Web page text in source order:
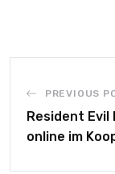
PREVIOUS
Resident Evil
online im